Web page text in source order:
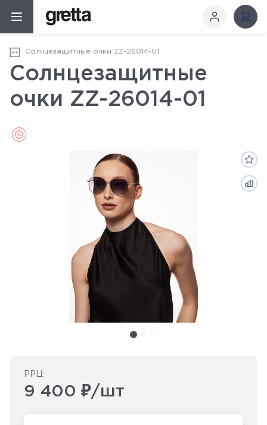
Солнцезащитные очки ZZ-26014-01
Солнцезащитные
очки ZZ-26014-01
РРЦ:
9 400 ₽/шт